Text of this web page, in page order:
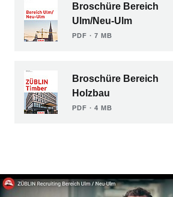
Broschüre Bereich
Ulm/Neu-Ulm
PDF ∙ 7 MB
Broschüre Bereich
Holzbau
PDF ∙ 4 MB